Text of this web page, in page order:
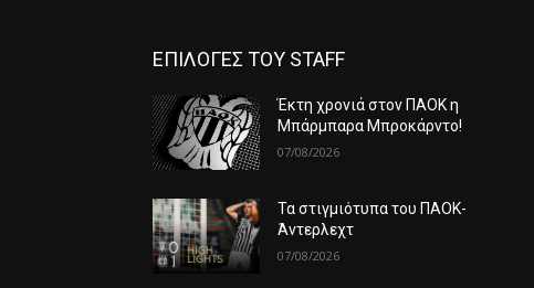
ΕΠΙΛΟΓΕΣ ΤΟΥ STAFF
Έκτη χρονιά στον ΠΑΟΚ η
Μπάρμπαρα Μπροκάρντο!
07/08/2026
Τα στιγμιότυπα του ΠΑΟΚ-
Άντερλεχτ
07/08/2026